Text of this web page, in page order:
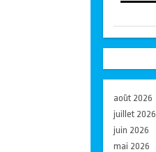
août 2026
juillet 2026
juin 2026
mai 2026